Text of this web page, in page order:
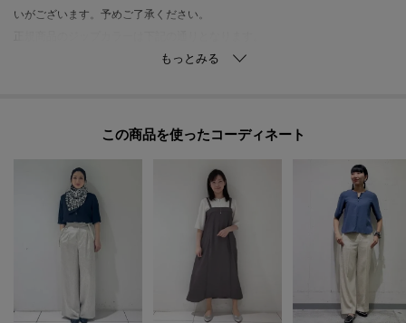
いがございます。予めご了承ください。
【スタイリングポイント】
ジャケットやジレのインナーとしても、夏のお仕事スタイルの一枚着トップ
スとしても映えながらきちんと感の出るアイテムです。
スーツボトムとも合わせやすい丈バランスです。
袖周りは敢えてやや身体から離れた動きの出るサイジングで涼しく着用いた
シルキーな光沢を持ったパウダリーな風合いが特徴のジョーゼットクレープ
この商品を使った